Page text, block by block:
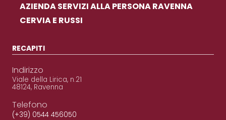
AZIENDA SERVIZI ALLA PERSONA RAVENNA
CERVIA E RUSSI
RECAPITI
Indirizzo
Viale della Lirica, n.21
48124, Ravenna
Telefono
(+39) 0544 456050